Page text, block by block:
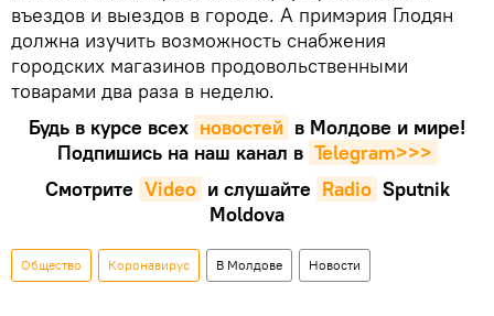
въездов и выездов в городе. А примэрия Глодян
должна изучить возможность снабжения
городских магазинов продовольственными
товарами два раза в неделю.
Будь в курсе всех новостей в Молдове и мире!
Подпишись на наш канал в Telegram>>>
Смотрите Video и слушайте Radio Sputnik
Moldova
Общество Коронавирус В Молдове Новости